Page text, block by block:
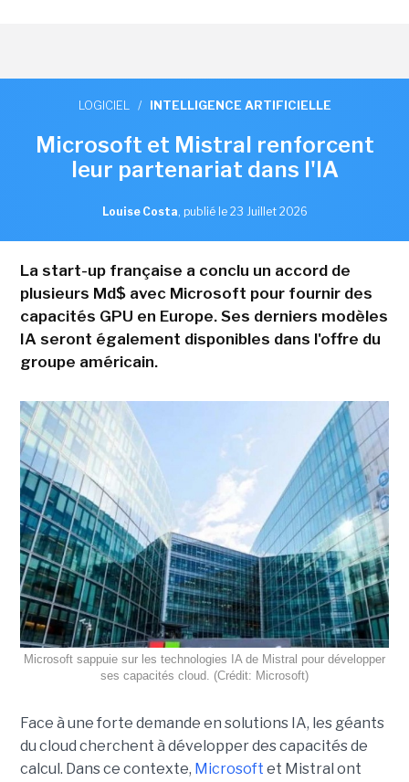
LOGICIEL / INTELLIGENCE ARTIFICIELLE
Microsoft et Mistral renforcent
leur partenariat dans l'IA
Louise Costa, publié le 23 Juillet 2026
La start-up française a conclu un accord de
plusieurs Md$ avec Microsoft pour fournir des
capacités GPU en Europe. Ses derniers modèles
IA seront également disponibles dans l'offre du
groupe américain.
Microsoft sappuie sur les technologies IA de Mistral pour développer
ses capacités cloud. (Crédit: Microsoft)
Face à une forte demande en solutions IA, les géants
du cloud cherchent à développer des capacités de
calcul. Dans ce contexte, Microsoft et Mistral ont